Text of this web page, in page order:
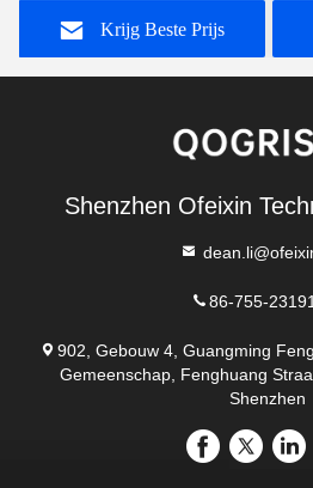
Krijg Beste Prijs
Shenzhen Ofeixin
86-755-
902, Gebouw 4, Guangming
Gemeenschap, Fenghuang
Shenzhen